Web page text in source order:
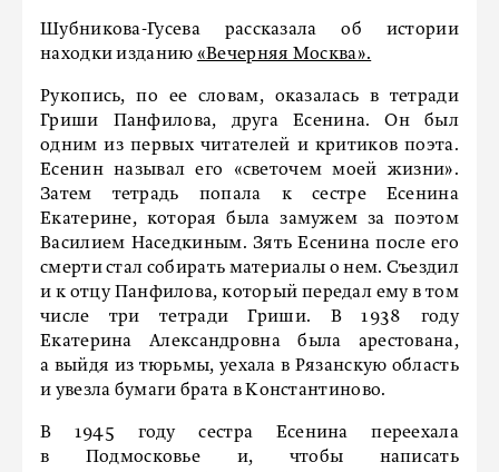
Шубникова-Гусева рассказала об истории
находки изданию «Вечерняя Москва».
Рукопись, по ее словам, оказалась в тетради
Гриши Панфилова, друга Есенина. Он был
одним из первых читателей и критиков поэта.
Есенин называл его «светочем моей жизни».
Затем тетрадь попала к сестре Есенина
Екатерине, которая была замужем за поэтом
Василием Наседкиным. Зять Есенина после его
смерти стал собирать материалы о нем. Съездил
и к отцу Панфилова, который передал ему в том
числе три тетради Гриши. В 1938 году
Екатерина Александровна была арестована,
а выйдя из тюрьмы, уехала в Рязанскую область
и увезла бумаги брата в Константиново.
В 1945 году сестра Есенина переехала
в Подмосковье и, чтобы написать